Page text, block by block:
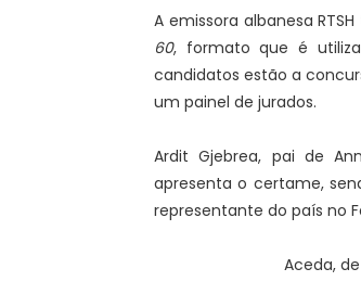
A emissora albanesa
60, formato que é
candidatos estão a
um painel de jurados.
Ardit Gjebrea, pai de
apresenta o certame,
representante do país no
Aceda,